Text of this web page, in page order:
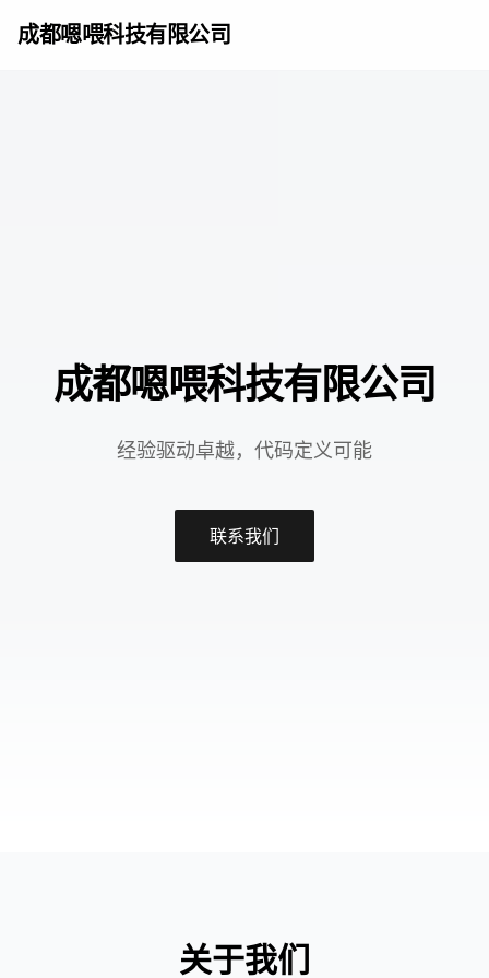
成都嗯喂科技有限公司
成都嗯喂科技有限公司
经验驱动卓越，代码定义可能
联系我们
关于我们